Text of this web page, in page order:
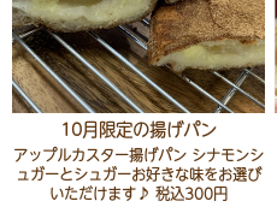
10月限定の揚げパン
アップルカスター揚げパン シナモンシ
ュガーとシュガーお好きな味をお選び
いただけます♪ 税込300円